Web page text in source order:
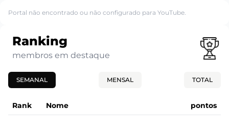
Portal não encontrado ou não configurado para YouTube.
Ranking
membros em destaque
SEMANAL MENSAL TOTAL
Rank Nome pontos